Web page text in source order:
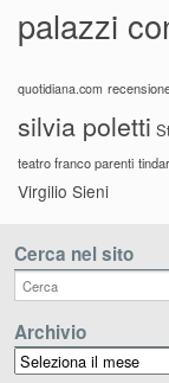
palazzi
quotidiana.com
silvia poletti
teatro franco parenti
Virgilio Sieni
Cerca nel sito
Archivio
Archivio